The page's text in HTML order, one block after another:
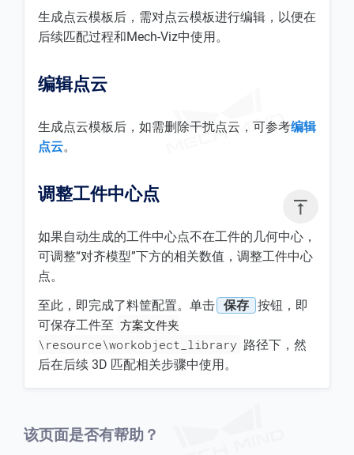

生成点云模板后，需对点云模板进行编辑，以便在
后续匹配过程和Mech-Viz中使用。
编辑点云
生成点云模板后，如需删除干扰点云，可参考编辑
点云。
调整工件中心点
如果自动生成的工件中心点不在工件的几何中心，
可调整“对齐模型”下方的相关数值，调整工件中心
点。
至此，即完成了料筐配置。单击 保存 按钮，即
可保存工件至 方案文件夹
\resource\workobject_library 路径下，然
后在后续 3D 匹配相关步骤中使用。
该页面是否有帮助？